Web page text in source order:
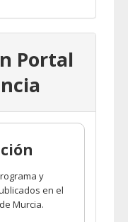
Portal
y
en el
Murcia.